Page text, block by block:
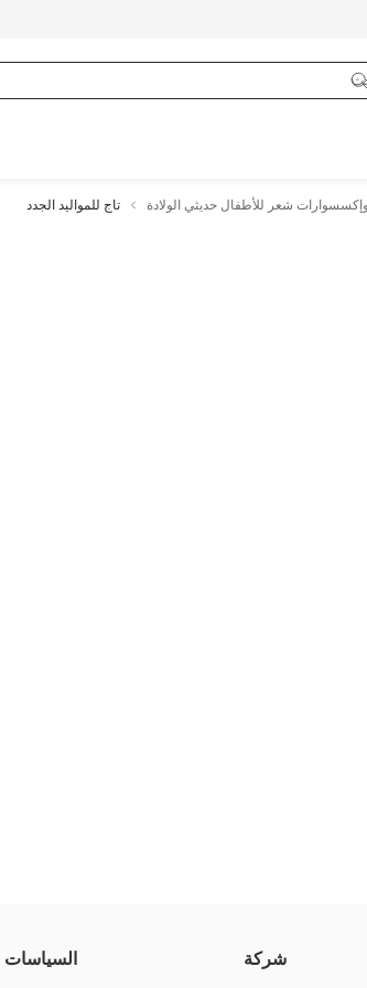
شعر للأطفال حديثي الولادة تاج للمواليد الجدد
شركة السياسات